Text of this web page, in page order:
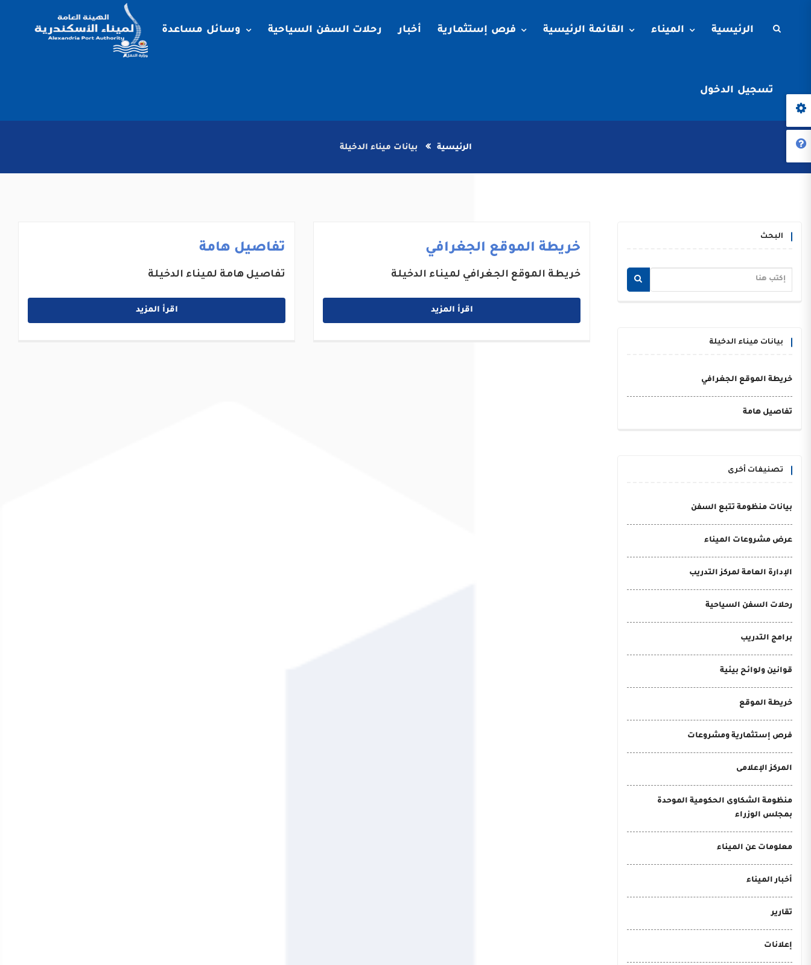
الرئيسية الميناء القائمة الرئيسية فرص إستثمارية أخبار رحلات السفن السياحية وسائل مساعدة
تسجيل الدخول
الرئيسية بيانات ميناء الدخيلة
البحث
بيانات ميناء الدخيلة
خريطة الموقع الجغرافي
تفاصيل هامة
تصنيفات أخرى
بيانات منظومة تتبع السفن
عرض مشروعات الميناء
الإدارة العامة لمركز التدريب
رحلات السفن السياحية
برامج التدريب
قوانين ولوائح بيئية
خريطة الموقع
فرص إستثمارية ومشروعات
المركز الإعلامى
منظومة الشكاوى الحكومية الموحدة
بمجلس الوزراء
معلومات عن الميناء
أخبار الميناء
تقارير
إعلانات
خريطة الموقع الجغرافي
خريطة الموقع الجغرافي لميناء الدخيلة
اقرأ المزيد
تفاصيل هامة
تفاصيل هامة لميناء الدخيلة
اقرأ المزيد